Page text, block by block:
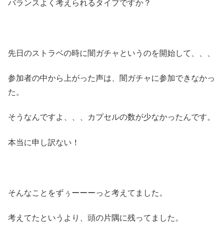
バランスよく考えられるタイプですか？
先日のストラベの時に闇ガチャというのを開始して、、、
参加者の中から上がった声は、闇ガチャに参加できなかっ
た。
そうなんですよ、、、カプセルの数が少なかったんです。
本当に申し訳ない！
そんなことをずぅーーーっと考えてました。
考えてたというより、頭の片隅に残ってました。